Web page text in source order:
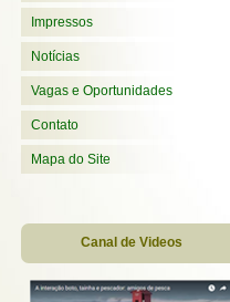
Impressos
Notícias
Vagas e Oportunidades
Contato
Mapa do Site
Canal de Videos